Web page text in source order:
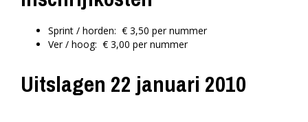
Sprint / horden: € 3,50 per nummer
Ver / hoog: € 3,00 per nummer
Uitslagen 22 januari 2010